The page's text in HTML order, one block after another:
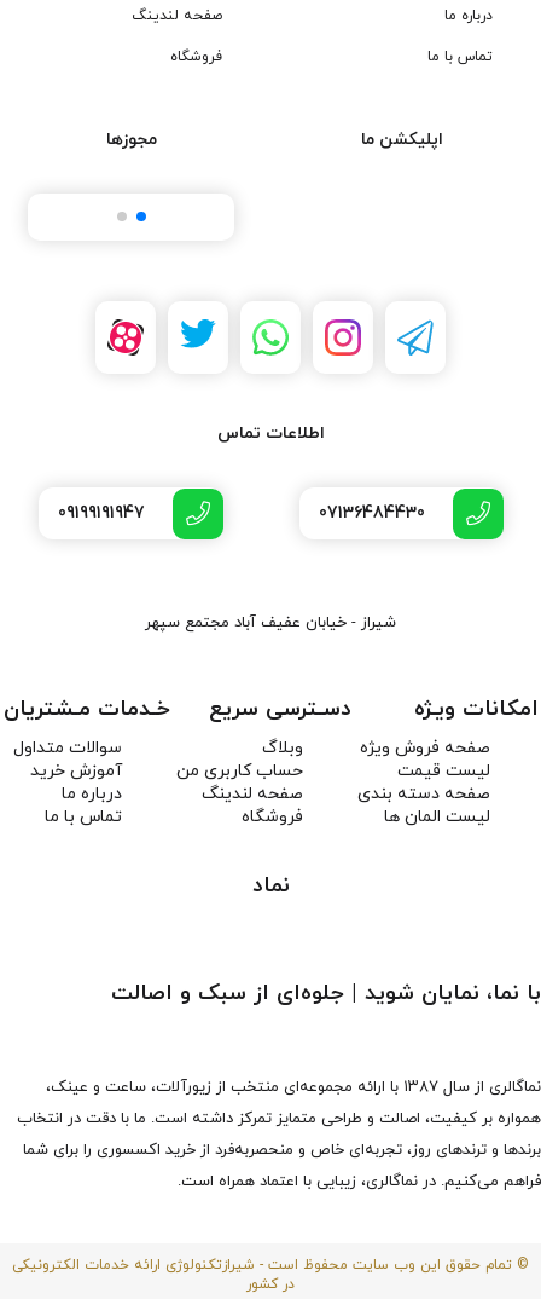
درباره ما
تماس با ما
صفحه لندینگ
فروشگاه
اپلیکشن ما مجوزها
اطلاعات تماس
07136484430
09199191947
شیراز - خیابان عفیف آباد مجتمع سپهر
امکانات ویـژه
صفحه فروش ویژه
لیست قیمت
صفحه دسته بندی
لیست المان ها
دسـترسی سریع
وبلاگ
حساب کاربری من
صفحه لندینگ
فروشگاه
خـدمات مـشتریان
سوالات متداول
آموزش خرید
درباره ما
تماس با ما
نماد
با نما، نمایان شوید | جلوه‌ای از سبک و اصالت
نماگالری از سال ۱۳۸۷ با ارائه مجموعه‌ای منتخب از زیورآلات، ساعت و عینک،
همواره بر کیفیت، اصالت و طراحی متمایز تمرکز داشته است. ما با دقت در انتخاب
برندها و ترندهای روز، تجربه‌ای خاص و منحصربه‌فرد از خرید اکسسوری را برای شما
فراهم می‌کنیم. در نماگالری، زیبایی با اعتماد همراه است.
© تمام حقوق این وب سایت محفوظ است - شیرازتکنولوژی ارائه خدمات الکترونیکی
در کشور